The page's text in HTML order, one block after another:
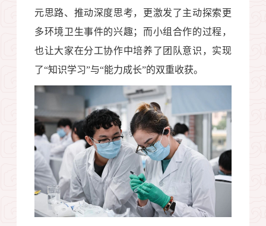
元思路、推动深度思考，更激发了主动探索更
多环境卫生事件的兴趣；而小组合作的过程，
也让大家在分工协作中培养了团队意识，实现
了“知识学习”与“能力成长”的双重收获。